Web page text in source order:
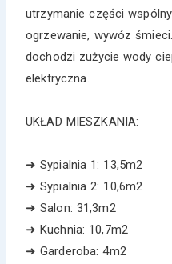
utrzymanie części
ogrzewanie, wywóz
dochodzi zużycie wody
elektryczna.
UKŁAD MIESZKANIA:
➜ Sypialnia 1: 13,5m2
➜ Sypialnia 2: 10,6m2
➜ Salon: 31,3m2
➜ Kuchnia: 10,7m2
➜ Garderoba: 4m2